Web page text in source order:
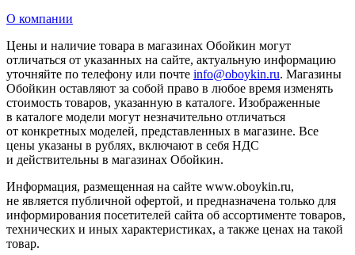
О компании
Цены и наличие товара в магазинах Обойкин могут
отличаться от указанных на сайте, актуальную информацию
уточняйте по телефону или почте info@oboykin.ru. Магазины
Обойкин оставляют за собой право в любое время изменять
стоимость товаров, указанную в каталоге. Изображенные
в каталоге модели могут незначительно отличаться
от конкретных моделей, представленных в магазине. Все
цены указаны в рублях, включают в себя НДС
и действительны в магазинах Обойкин.
Информация, размещенная на сайте www.oboykin.ru,
не является публичной офертой, и предназначена только для
информирования посетителей сайта об ассортименте товаров,
технических и иных характеристиках, а также ценах на такой
товар.